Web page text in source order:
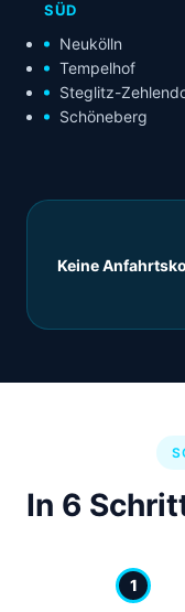
SÜD
Neukölln
Tempelhof
Steglitz-
Schöneberg
Keine
In 6
1